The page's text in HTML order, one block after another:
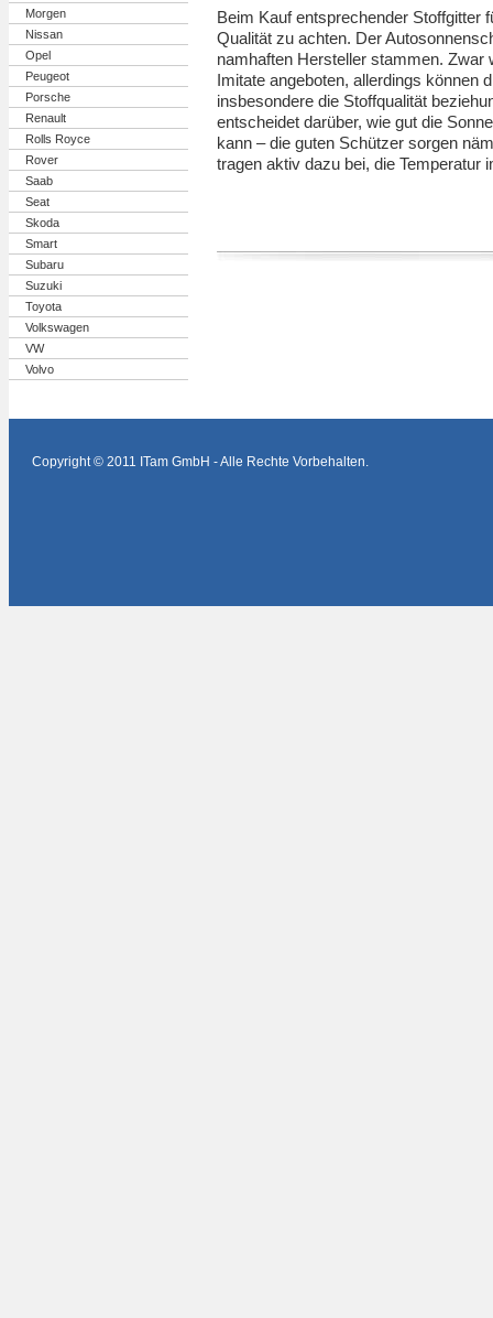
Morgen
Nissan
Opel
Peugeot
Porsche
Renault
Rolls Royce
Rover
Saab
Seat
Skoda
Smart
Subaru
Suzuki
Toyota
Volkswagen
VW
Volvo
Beim Kauf entsprechender Stoffgitter
Qualität zu achten. Der
namhaften Hersteller stammen.
Imitate angeboten, allerdings können
insbesondere die Stoffqualität
entscheidet darüber, wie gut die
kann – die guten Schützer sorgen
tragen aktiv dazu bei, die Temperatur
Copyright © 2011 ITam GmbH - Alle Rechte Vorbehalten.